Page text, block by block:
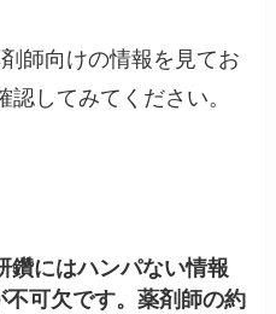
師向けの情報を見てお
してみてください。
鑽にはハンパない情報
可欠です。薬剤師の約